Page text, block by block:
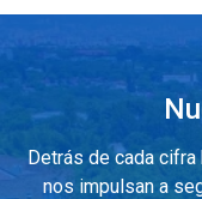
Detrás de cada
nos impulsan a